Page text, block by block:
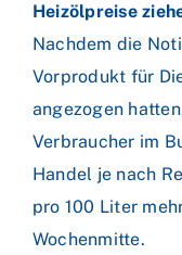
Heizölpreise
Nachdem die
Vorprodukt für
angezogen
Verbraucher im
Handel je nach
pro 100 Liter
Wochenmitte.